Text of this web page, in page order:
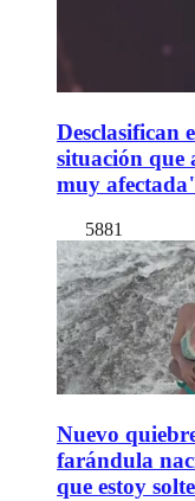
Desclasifican
situación que
muy
5881
Nuevo
farándula
que estoy